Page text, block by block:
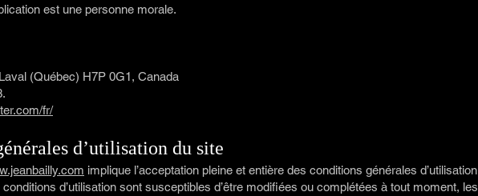
est une personne morale.
(Québec) H7P 0G1, Canada
fr/
d’utilisation du site
implique l’acceptation pleine et entière des conditions générales d’utilisation
d’utilisation sont susceptibles d’être modifiées ou complétées à tout moment, les